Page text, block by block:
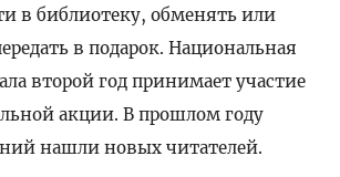
в библиотеку, обменять или
в подарок. Национальная
второй год принимает участие
акции. В прошлом году
нашли новых читателей.